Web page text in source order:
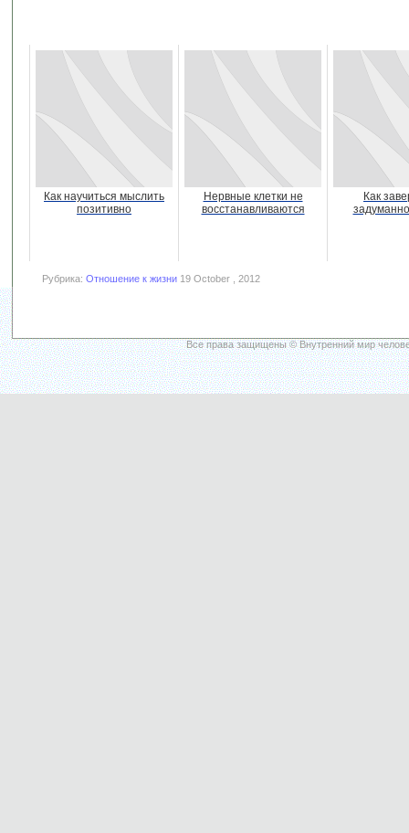
Как научиться мыслить
позитивно
Нервные клетки не
восстанавливаются
Как
Рубрика: Отношение к жизни 19 October , 2012
Все права защищены © Внутренний мир